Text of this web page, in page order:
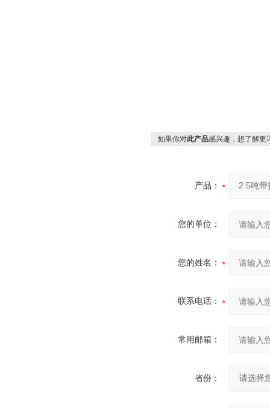
如果你对此产品感兴趣，想了解更
产品：
您的单位：
您的姓名：
联系电话：
常用邮箱：
省份：